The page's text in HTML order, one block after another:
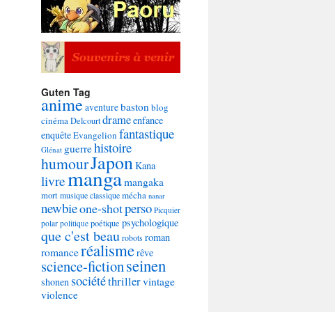
Guten Tag
animeaventurebaston blog
cinémaDelcourtdrameenfance
enquêteEvangelion fantastique
Glénat guerrehistoire
humourJapon Kana
livremangamangaka
mortmusique classiquemécha nanar
newbieone-shotperso Picquier
polar politique poétique psychologique
que c'est beaurobotsroman
romanceréalismerêve
science-fictionseinen
shonen sociététhrillervintage
violence